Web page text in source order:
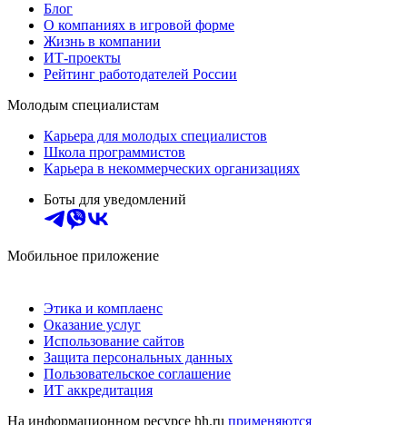
Блог
О компаниях в игровой форме
Жизнь в компании
ИТ-проекты
Рейтинг работодателей России
Молодым специалистам
Карьера для молодых специалистов
Школа программистов
Карьера в некоммерческих организациях
Боты для уведомлений
Мобильное приложение
Этика и комплаенс
Оказание услуг
Использование сайтов
Защита персональных данных
Пользовательское соглашение
ИТ аккредитация
На информационном ресурсе hh.ru применяются